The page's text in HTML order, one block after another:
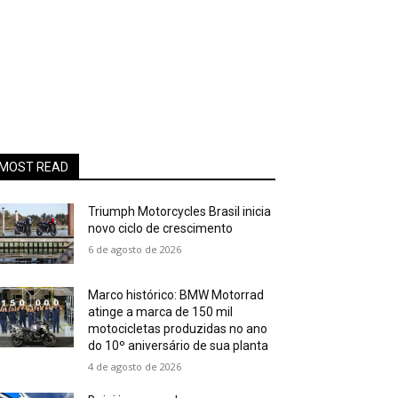
MOST READ
Triumph Motorcycles Brasil inicia
novo ciclo de crescimento
6 de agosto de 2026
Marco histórico: BMW Motorrad
atinge a marca de 150 mil
motocicletas produzidas no ano
do 10º aniversário de sua planta
4 de agosto de 2026